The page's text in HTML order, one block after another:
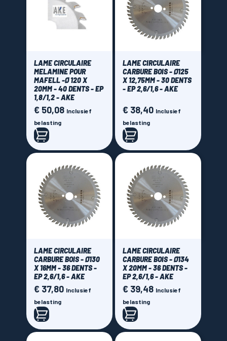
LAME CIRCULAIRE
MELAMINE POUR
MAFELL -Ø 120 X
20MM - 40 DENTS - EP
1,8/1,2 - AKE
Prijs
€ 50,08 Inclusief
belasting
LAME CIRCULAIRE
CARBURE BOIS - Ø125
X 12,75MM - 30 DENTS
- EP 2,6/1,6 - AKE
Prijs
€ 38,40 Inclusief
belasting
LAME CIRCULAIRE
CARBURE BOIS - Ø130
X 16MM - 36 DENTS -
EP 2,6/1,6 - AKE
Prijs
€ 37,80 Inclusief
belasting
LAME CIRCULAIRE
CARBURE BOIS - Ø134
X 20MM - 36 DENTS -
EP 2,6/1,6 - AKE
Prijs
€ 39,48 Inclusief
belasting